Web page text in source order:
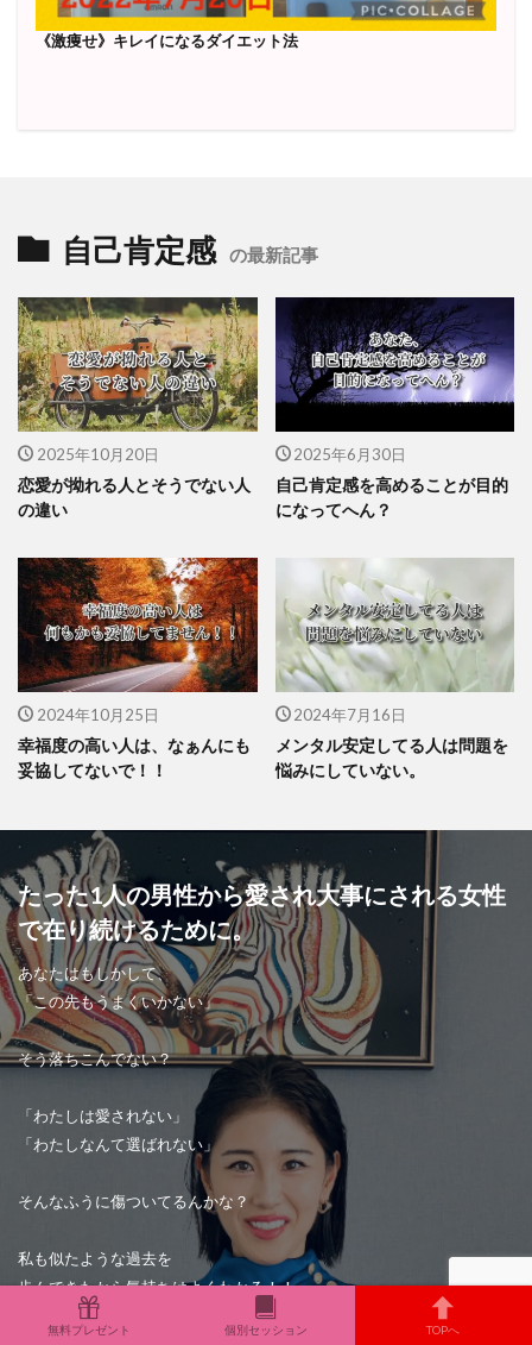
《激痩せ》キレイになるダイエット法
自己肯定感 の最新記事
2025年10月20日
恋愛が拗れる人とそうでない人
の違い
2025年6月30日
自己肯定感を高めることが目的
になってへん？
2024年10月25日
幸福度の高い人は、なぁんにも
妥協してないで！！
2024年7月16日
メンタル安定してる人は問題を
悩みにしていない。
たった1人の男性から愛され大事にされる女性
で在り続けるために。
あなたはもしかして、
「この先もうまくいかない」
そう落ちこんでない？
「わたしは愛されない」
「わたしなんて選ばれない」
そんなふうに傷ついてるんかな？
私も似たような過去を
歩んできたから気持ちはよくわかる！！
無料プレゼント 個別セッション TOPへ